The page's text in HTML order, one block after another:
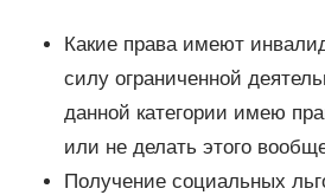
Какие права имеют
силу ограниченной
данной категории имею
или не делать этого
Получение социальных